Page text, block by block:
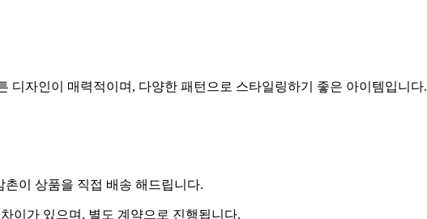
디자인이 매력적이며, 다양한 패턴으로 스타일링하기 좋은 아이템입니다.
이 상품을 직접 배송 해드립니다.
이가 있으며, 별도 계약으로 진행됩니다.